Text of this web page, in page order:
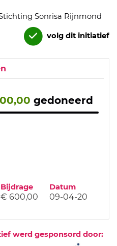
Sonrisa Rijnmond
volg dit initiatief
gedoneerd
Bijdrage Datum
€ 600,00 09-04-20
werd gesponsord door: